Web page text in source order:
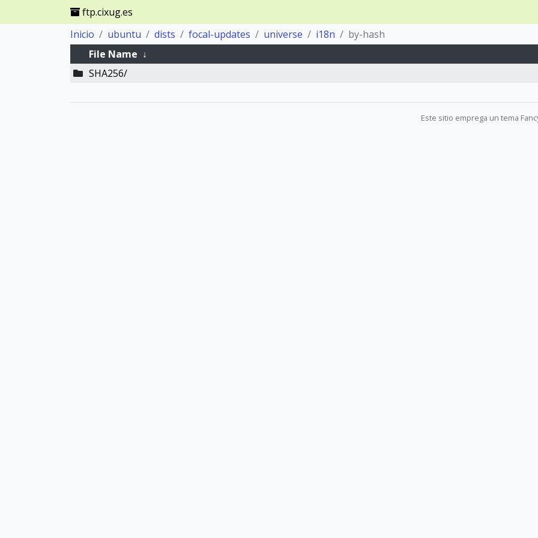
ftp.cixug.es
Inicio
ubuntu dists focal-updates universe i18n
by-hash
File Name ↓
SHA256/
Este sitio emprega un tema